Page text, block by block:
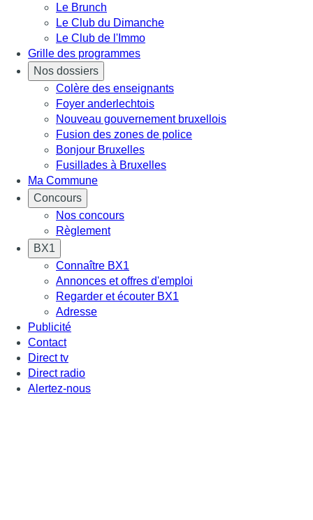
Le Brunch
Le Club du Dimanche
Le Club de l'Immo
Grille des programmes
Nos dossiers
Colère des enseignants
Foyer anderlechtois
Nouveau gouvernement bruxellois
Fusion des zones de police
Bonjour Bruxelles
Fusillades à Bruxelles
Ma Commune
Concours
Nos concours
Règlement
BX1
Connaître BX1
Annonces et offres d'emploi
Regarder et écouter BX1
Adresse
Publicité
Contact
Direct tv
Direct radio
Alertez-nous